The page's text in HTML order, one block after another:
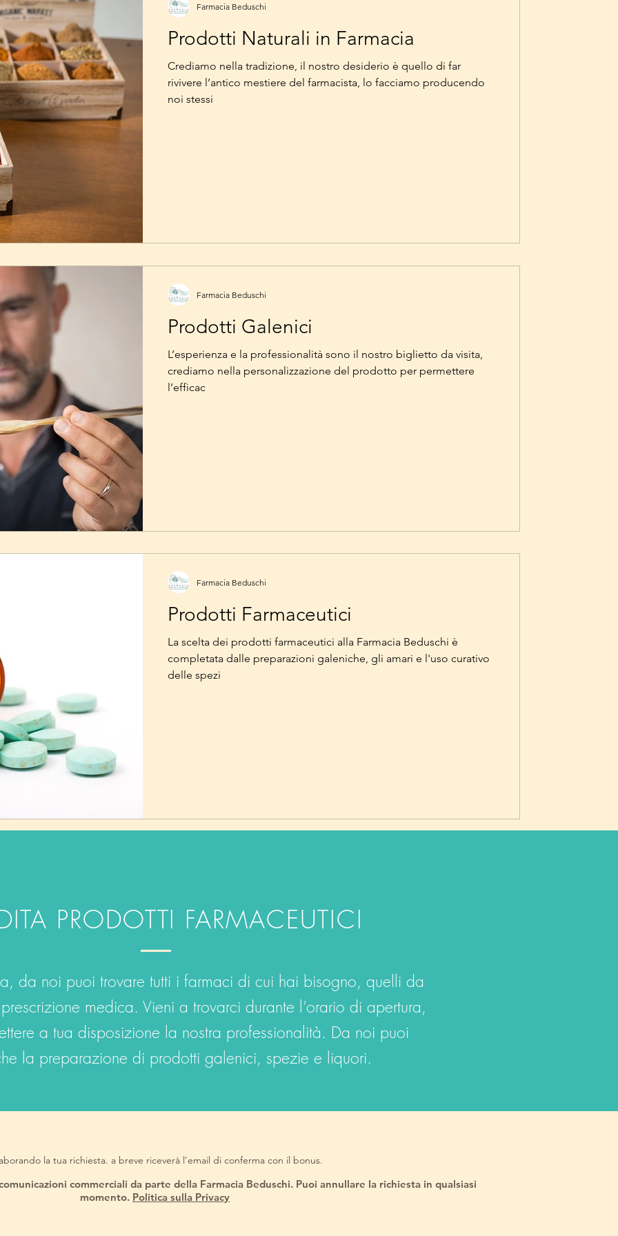
Prodotti Naturali in Farmacia
Crediamo nella tradizione, il nostro desiderio è quello di far
rivivere l’antico mestiere del farmacista, lo facciamo producendo
noi stessi
Farmacia Beduschi
Prodotti Galenici
L’esperienza e la professionalità sono il nostro biglietto da visita,
crediamo nella personalizzazione del prodotto per permettere
l’efficac
Farmacia Beduschi
Prodotti Farmaceutici
La scelta dei prodotti farmaceutici alla Farmacia Beduschi è
completata dalle preparazioni galeniche, gli amari e l'uso curativo
delle spezi
Farmacia Beduschi
PRODOTTI FARMACEUTICI
da noi puoi trovare tutti i farmaci di cui hai bisogno, quelli da
medica. Vieni a trovarci durante l’orario di apertura,
a tua disposizione la nostra professionalità. Da noi puoi
la preparazione di prodotti galenici, spezie e liquori.
la tua richiesta. a breve riceverà l'email di conferma con il bonus.
commerciali da parte della Farmacia Beduschi. Puoi annullare la richiesta in qualsiasi
momento. Politica sulla Privacy